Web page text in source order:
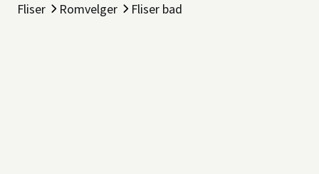
Fliser Romvelger Fliser bad